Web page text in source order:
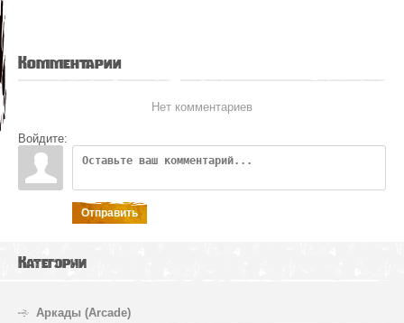
Комментарии
Нет комментариев
Войдите:
Отправить
Категории
Аркады (Arcade)